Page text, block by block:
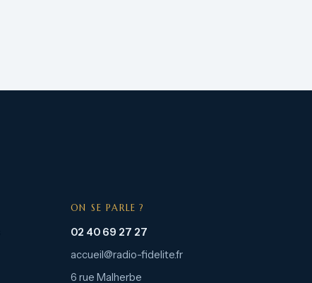
ON SE PARLE ?
02 40 69 27 27
accueil@radio-fidelite.fr
6 rue Malherbe